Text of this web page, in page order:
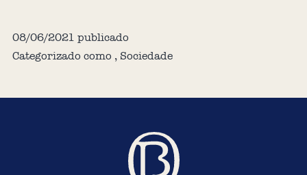
08/06/2021 publicado
Categorizado como , Sociedade